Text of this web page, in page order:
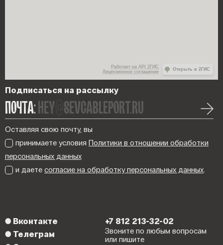
Подписаться на рассылку
ПОЧТА:hey@sevcableport.ru
Оставляя свою почту, вы
принимаете условия Политики в отношении обработки
персональных данных
и даете согласие на обработку персональных данных.
●Вконтакте
●Телеграм
+7 812 213-32-02
Звоните по любым вопросам
или пишите
Работает на API 2ГИС
Лицензионное соглашение
Открыть в 2ГИС